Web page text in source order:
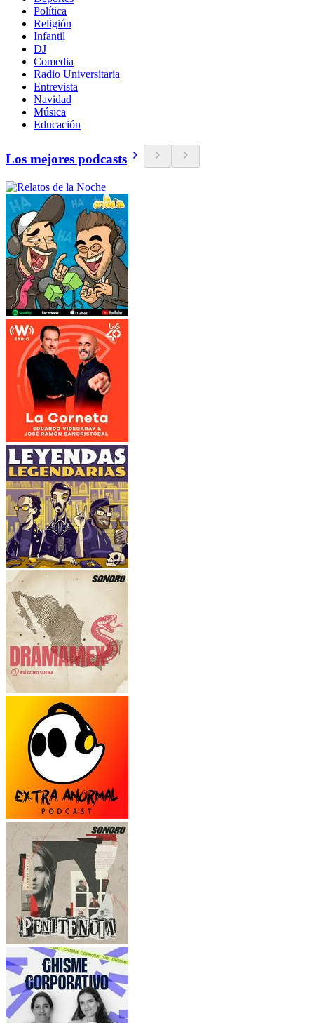
Política
Religión
Infantil
DJ
Comedia
Radio Universitaria
Entrevista
Navidad
Música
Educación
Los mejores podcasts